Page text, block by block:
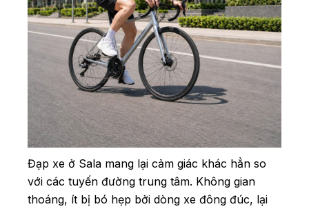
Đạp xe ở Sala mang lại cảm giác khác hẳn so
với các tuyến đường trung tâm. Không gian
thoáng, ít bị bó hẹp bởi dòng xe đông đúc, lại